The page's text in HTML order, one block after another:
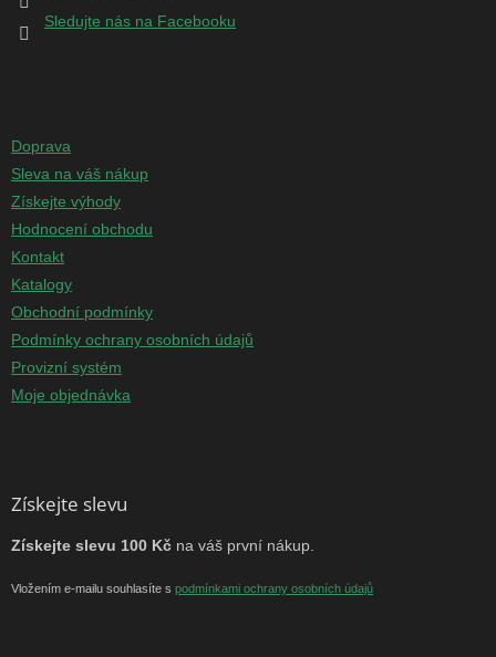
Sledujte nás na Facebooku
Doprava
Sleva na váš nákup
Získejte výhody
Hodnocení obchodu
Kontakt
Katalogy
Obchodní podmínky
Podmínky ochrany osobních údajů
Provizní systém
Moje objednávka
Získejte slevu
Získejte slevu 100 Kč na váš první nákup.
Vložením e-mailu souhlasíte s podmínkami ochrany osobních údajů